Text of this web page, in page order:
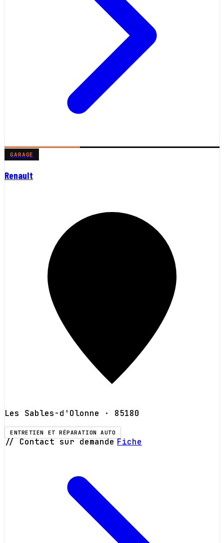
GARAGE
Renault
Les Sables-d'Olonne · 85180
ENTRETIEN ET RÉPARATION AUTO
// Contact sur demande Fiche